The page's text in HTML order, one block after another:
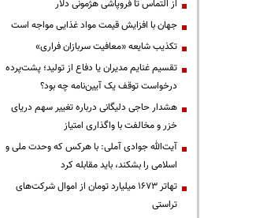
از التماس تا فروپاشی هژمونی دلار
جهان با افزایش قیمت مواد غذایی مواجه است
تکذیب شایعه «معافیت سربازان فراری»
تقسیم غنایم مدیران یا دفاع از تولید؛ پشت‌پرده
درخواست توقف یک آیین‌نامه چه بود؟
هشدار حاجی دلیگانی درباره تغییر سهم دریای
خزر و مخالفت با واگذاری امتیاز
آیت‌الله جوادی آملی: با هرکس که وحدت ملی و
اسلامی را بشکند، باید مقابله کرد
تهاتر ۱۶۷۳ میلیارد تومان از اموال شرکت‌های
تراستی